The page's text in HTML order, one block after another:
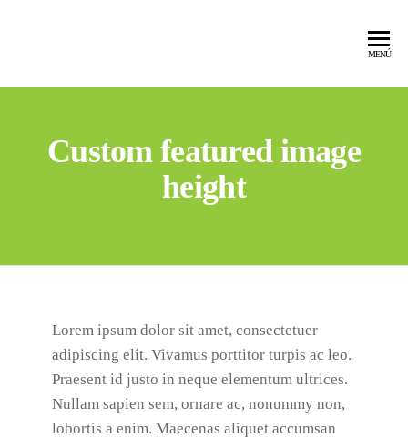
MENÚ
Custom featured image
height
Lorem ipsum dolor sit amet, consectetuer
adipiscing elit. Vivamus porttitor turpis ac leo.
Praesent id justo in neque elementum ultrices.
Nullam sapien sem, ornare ac, nonummy non,
lobortis a enim. Maecenas aliquet accumsan